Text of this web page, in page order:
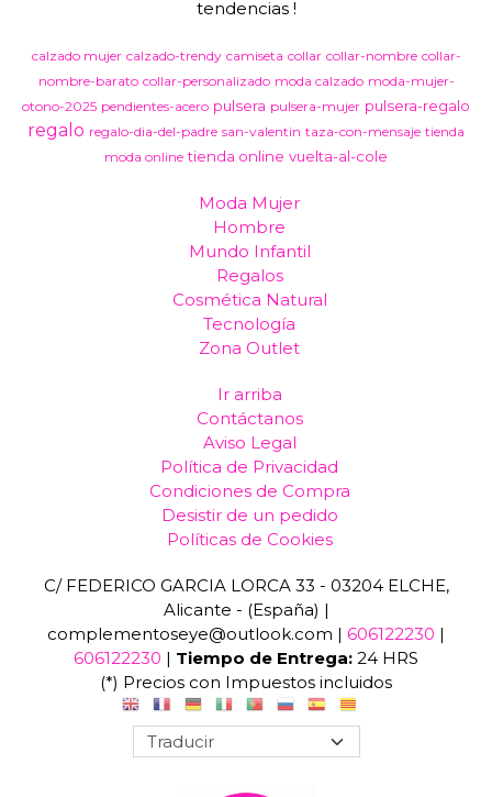
tendencias !
calzado mujer calzado-trendy camiseta collar collar-nombre collar-
nombre-barato collar-personalizado moda calzado moda-mujer-
otono-2025 pendientes-acero pulsera pulsera-mujer pulsera-regalo
regalo regalo-dia-del-padre san-valentin taza-con-mensaje tienda
moda online tienda online vuelta-al-cole
Moda Mujer
Hombre
Mundo Infantil
Regalos
Cosmética Natural
Tecnología
Zona Outlet
Ir arriba
Contáctanos
Aviso Legal
Política de Privacidad
Condiciones de Compra
Desistir de un pedido
Políticas de Cookies
C/ FEDERICO GARCIA LORCA 33 - 03204 ELCHE,
Alicante - (España) |
complementoseye@outlook.com | 606122230 |
606122230 | Tiempo de Entrega: 24 HRS
(*) Precios con Impuestos incluidos